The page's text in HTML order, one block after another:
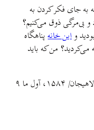
به جای فکر کردن به
بی‌مرگی ذوق می‌کنیم؟
و این خانه پناهگاه
من که باید
لاهیجان/ ۱۵۸۴، آول ما ۹